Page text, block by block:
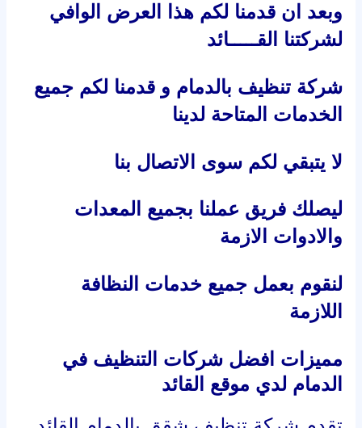
وبعد ان قدمنا لكم هذا العرض الوافي
لشركتنا القـــــائد
شركة تنظيف بالدمام و قدمنا لكم جميع
الخدمات المتاحة لدينا
لا يتبقي لكم سوى الاتصال بنا
ليصلك فريق عملنا بجميع المعدات
والادوات الازمة
لنقوم بعمل جميع خدمات النظافة
اللازمة
مميزات افضل شركات التنظيف في
الدمام لدي موقع القائد